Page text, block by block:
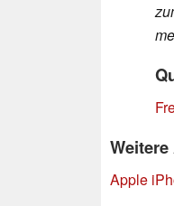
Apple